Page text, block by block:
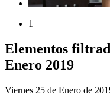
1
Elementos
Enero 2019
Viernes 25 de Enero de